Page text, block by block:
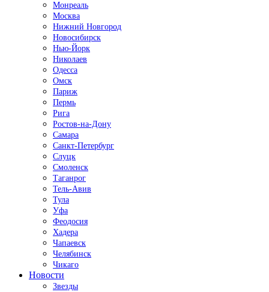
Монреаль
Москва
Нижний Новгород
Новосибирск
Нью-Йорк
Николаев
Одесса
Омск
Париж
Пермь
Рига
Ростов-на-Дону
Самара
Санкт-Петербург
Слуцк
Смоленск
Таганрог
Тель-Авив
Тула
Уфа
Феодосия
Хадера
Чапаевск
Челябинск
Чикаго
Новости
Звезды